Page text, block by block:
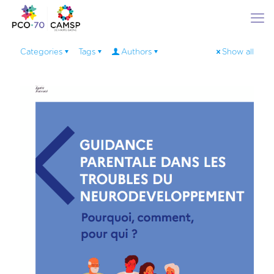
Categories Tags Authors Show all